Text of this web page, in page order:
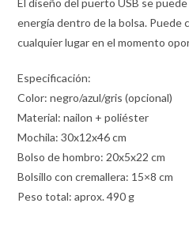
energía dentro de la bolsa. Puede
cualquier lugar en el momento
Especificación:
Color: negro/azul/gris (opcional)
Material: nailon + poliéster
Mochila: 30x12x46 cm
Bolso de hombro: 20x5x22 cm
Bolsillo con cremallera: 15×8 cm
Peso total: aprox. 490 g